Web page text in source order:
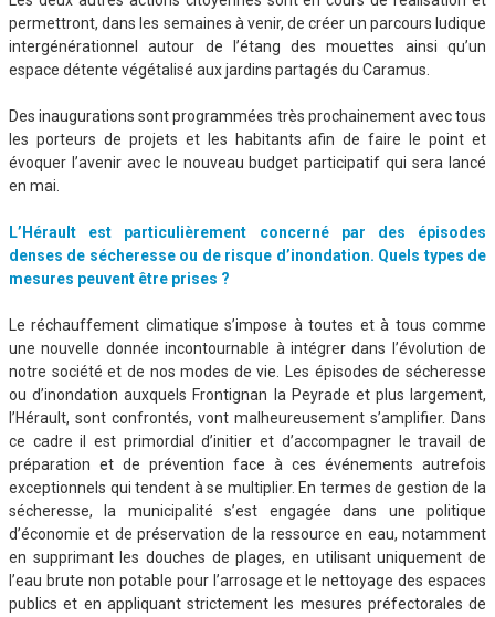
permettront, dans les semaines à venir, de créer un parcours ludique
intergénérationnel autour de l’étang des mouettes ainsi qu’un
espace détente végétalisé aux jardins partagés du Caramus.
Des inaugurations sont programmées très prochainement avec tous
les porteurs de projets et les habitants afin de faire le point et
évoquer l’avenir avec le nouveau budget participatif qui sera lancé
en mai.
L’Hérault est particulièrement concerné par des épisodes
denses de sécheresse ou de risque d’inondation. Quels types de
mesures peuvent être prises ?
Le réchauffement climatique s’impose à toutes et à tous comme
une nouvelle donnée incontournable à intégrer dans l’évolution de
notre société et de nos modes de vie. Les épisodes de sécheresse
ou d’inondation auxquels Frontignan la Peyrade et plus largement,
l’Hérault, sont confrontés, vont malheureusement s’amplifier. Dans
ce cadre il est primordial d’initier et d’accompagner le travail de
préparation et de prévention face à ces événements autrefois
exceptionnels qui tendent à se multiplier. En termes de gestion de la
sécheresse, la municipalité s’est engagée dans une politique
d’économie et de préservation de la ressource en eau, notamment
en supprimant les douches de plages, en utilisant uniquement de
l’eau brute non potable pour l’arrosage et le nettoyage des espaces
publics et en appliquant strictement les mesures préfectorales de